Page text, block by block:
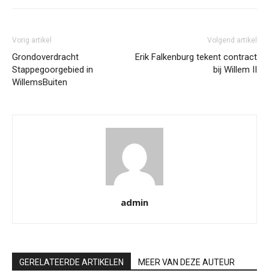
Vorig artikel
Grondoverdracht
Stappegoorgebied in
WillemsBuiten
Volgend artikel
Erik Falkenburg tekent contract
bij Willem II
admin
GERELATEERDE ARTIKELEN MEER VAN DEZE AUTEUR